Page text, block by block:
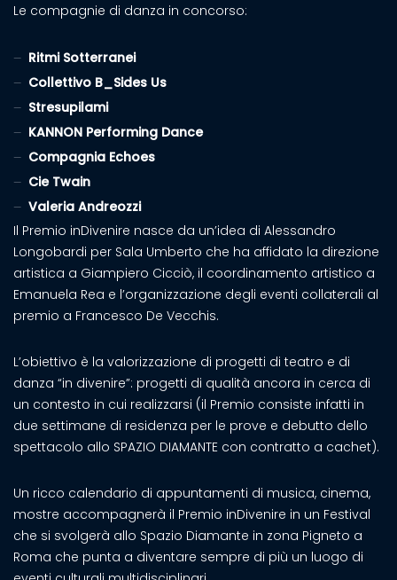
Le compagnie di danza in concorso:
Ritmi Sotterranei
Collettivo B_Sides Us
Stresupilami
KANNON Performing Dance
Compagnia Echoes
Cie Twain
Valeria Andreozzi
Il Premio inDivenire nasce da un’idea di Alessandro
Longobardi per Sala Umberto che ha affidato la direzione
artistica a Giampiero Cicciò, il coordinamento artistico a
Emanuela Rea e l’organizzazione degli eventi collaterali al
premio a Francesco De Vecchis.
L’obiettivo è la valorizzazione di progetti di teatro e di
danza “in divenire”: progetti di qualità ancora in cerca di
un contesto in cui realizzarsi (il Premio consiste infatti in
due settimane di residenza per le prove e debutto dello
spettacolo allo SPAZIO DIAMANTE con contratto a cachet).
Un ricco calendario di appuntamenti di musica, cinema,
mostre accompagnerà il Premio inDivenire in un Festival
che si svolgerà allo Spazio Diamante in zona Pigneto a
Roma che punta a diventare sempre di più un luogo di